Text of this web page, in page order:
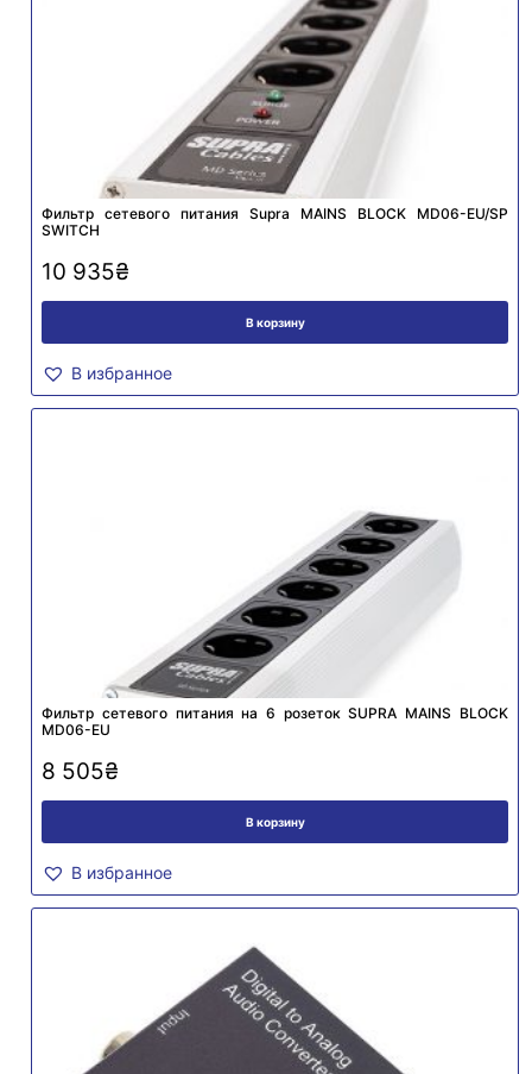
Фильтр сетевого питания Supra MAINS BLOCK MD06-EU/SP
SWITCH
10 935₴
В корзину
В избранное
Фильтр сетевого питания на 6 розеток SUPRA MAINS BLOCK
MD06-EU
8 505₴
В корзину
В избранное